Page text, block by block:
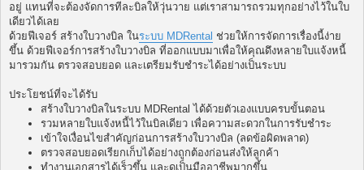
อยู่ แทนที่จะต้องจัดการทีละบิลให้วุ่นวาย แต่เราสามารถรวมทุกอย่างไว้ในใบ
เดียวได้เลย
ด้วยฟีเจอร์ สร้างใบวางบิล ในระบบ MDRental ช่วยให้การจัดการเรื่องนี้ง่าย
ขึ้น ด้วยฟีเจอร์การสร้างใบวางบิล ที่ออกแบบมาเพื่อให้คุณดึงหลายใบแจ้งหนี้
มารวมกัน ตรวจสอบยอด และเตรียมรับชำระได้อย่างเป็นระบบ
ประโยชน์ที่จะได้รับ
สร้างใบวางบิลในระบบ MDRental ได้ด้วยตัวเองแบบครบขั้นตอน
รวมหลายใบแจ้งหนี้ไว้ในบิลเดียว เพื่อความสะดวกในการรับชำระ
เข้าใจเงื่อนไขสำคัญก่อนการสร้างใบวางบิล (ลดข้อผิดพลาด)
ตรวจสอบยอดเรียกเก็บได้อย่างถูกต้องก่อนส่งให้ลูกค้า
ทำงานเอกสารได้เร็วขึ้น และดูเป็นมืออาชีพมากขึ้น